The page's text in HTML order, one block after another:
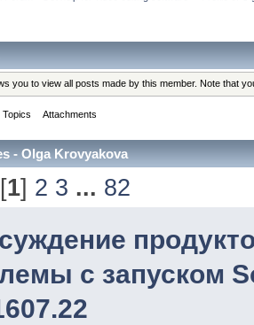
you to view all posts made by this member. Note that
Topics Attachments
- Olga Krovyakova
1] 2 3 ... 82
с запуском